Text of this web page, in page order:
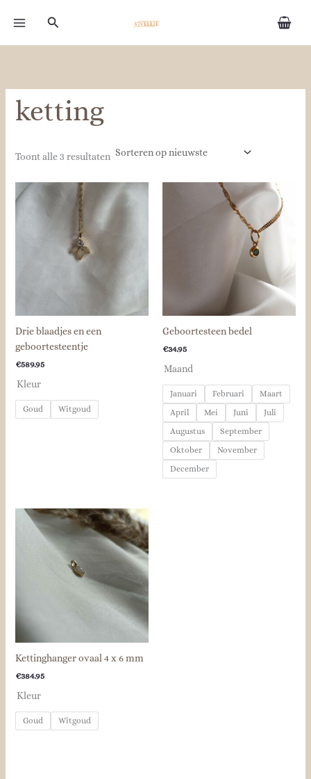
naar
Zoeken
ketting
Toont alle 3 resultaten
nieuwste
Drie blaadjes en een
geboortesteentje
€589.95
Kleur
Goud Witgoud
Geboortesteen bedel
€34.95
Maand
Januari Februari
Maart
April
Mei Juni
Juli
Augustus
September
Oktober
November
December
Kettinghanger ovaal 4 x 6 mm
€384.95
Kleur
Goud Witgoud